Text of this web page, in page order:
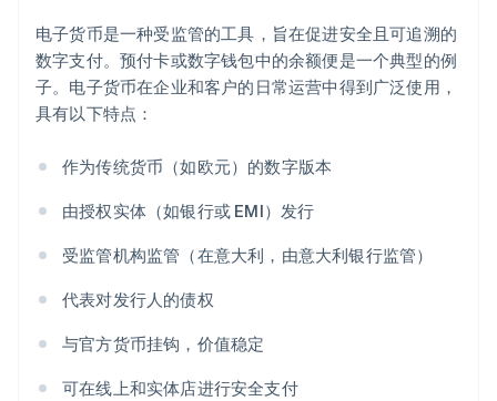
电子货币是一种受监管的工具，旨在促进安全且可追溯的
数字支付。预付卡或数字钱包中的余额便是一个典型的例
子。电子货币在企业和客户的日常运营中得到广泛使用，
具有以下特点：
作为传统货币（如欧元）的数字版本
由授权实体（如银行或 EMI）发行
受监管机构监管（在意大利，由意大利银行监管）
代表对发行人的债权
与官方货币挂钩，价值稳定
可在线上和实体店进行安全支付